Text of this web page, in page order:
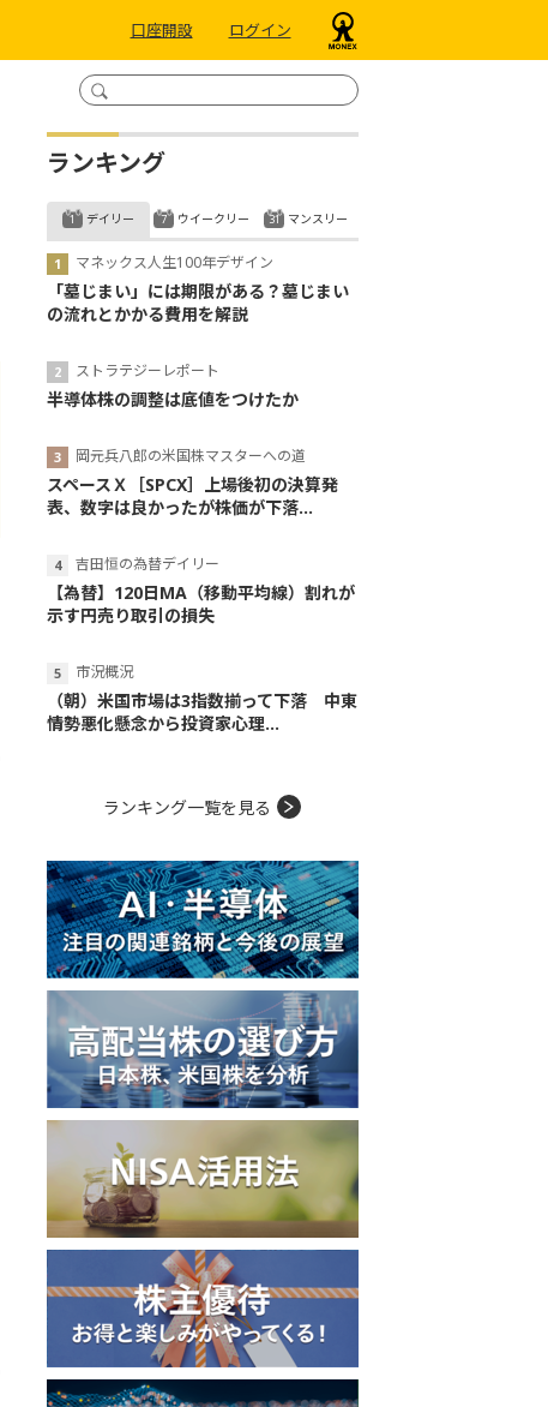
口座開設 ログイン
ランキング
デイリー
マネックス人生100年デザイン
「墓じまい」には期限がある？墓じまい
の流れとかかる費用を解説
ストラテジーレポート
半導体株の調整は底値をつけたか
岡元兵八郎の米国株マスターへの道
スペースＸ［SPCX］上場後初の決算発
表、数字は良かったが株価が下落...
吉田恒の為替デイリー
【為替】120日MA（移動平均線）割れが
示す円売り取引の損失
市況概況
（朝）米国市場は3指数揃って下落 中東
情勢悪化懸念から投資家心理...
ウイークリー マンスリー
ランキング一覧を見る